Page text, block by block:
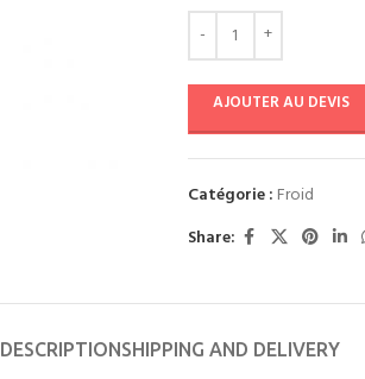
AJOUTER AU DEVIS
Catégorie : Froid
Share:
DESCRIPTIONSHIPPING AND DELIVERY